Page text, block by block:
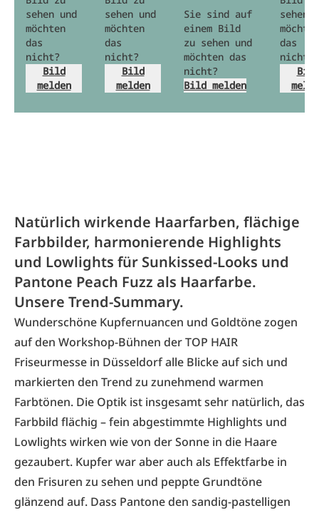
sehen und
möchten
das
nicht?
Bild
melden
sehen und
möchten
das
nicht?
Bild
melden
Sie sind auf
einem Bild
zu sehen und
möchten das
nicht?
Bild melden
sehen
möchten
das
nicht?
Bild
Natürlich wirkende Haarfarben, flächige
Farbbilder, harmonierende Highlights
und Lowlights für Sunkissed-Looks und
Pantone Peach Fuzz als Haarfarbe.
Unsere Trend-Summary.
Wunderschöne Kupfernuancen und Goldtöne zogen
auf den Workshop-Bühnen derTOP HAIR
Friseurmesse in Düsseldorf alle Blicke auf sich und
markierten den Trend zu zunehmend warmen
Farbtönen. Die Optik ist insgesamt sehr natürlich, das
Farbbild flächig – fein abgestimmte Highlights und
Lowlights wirken wie von der Sonne in die Haare
gezaubert. Kupfer war aber auch als Effektfarbe in
den Frisuren zu sehen und peppte Grundtöne
glänzend auf. Dass Pantoneden sandig-pastelligen